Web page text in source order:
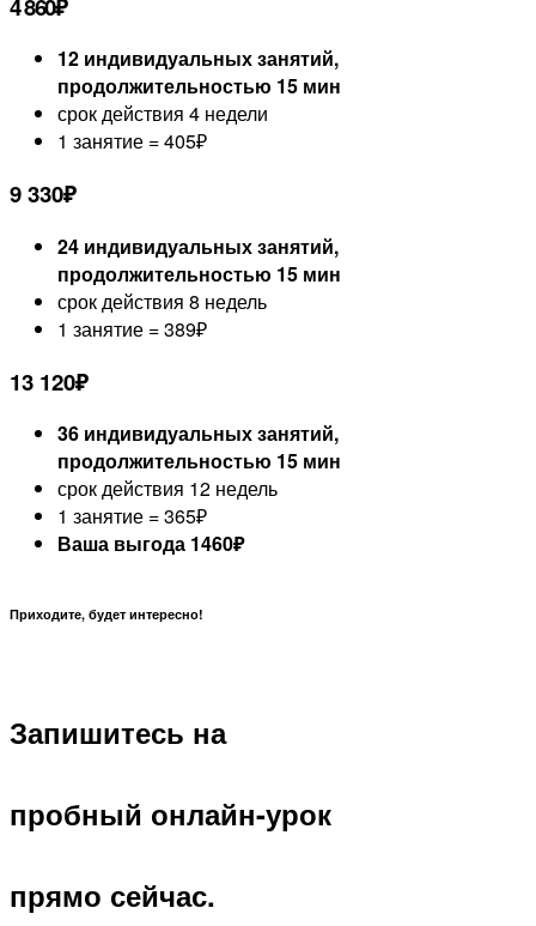
12 индивидуальных занятий,
продолжительностью 15 мин
срок действия 4 недели
1 занятие = 405₽
9 330₽
24 индивидуальных занятий,
продолжительностью 15 мин
срок действия 8 недель
1 занятие = 389₽
13 120₽
36 индивидуальных занятий,
продолжительностью 15 мин
срок действия 12 недель
1 занятие = 365₽
Ваша выгода 1460₽
Приходите, будет интересно!
Запишитесь на
пробный онлайн-урок
прямо сейчас.